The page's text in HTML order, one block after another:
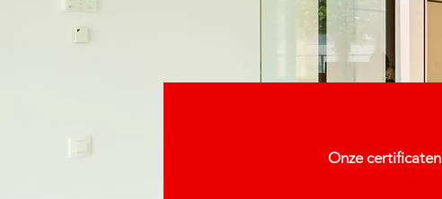
Onzecertificaten